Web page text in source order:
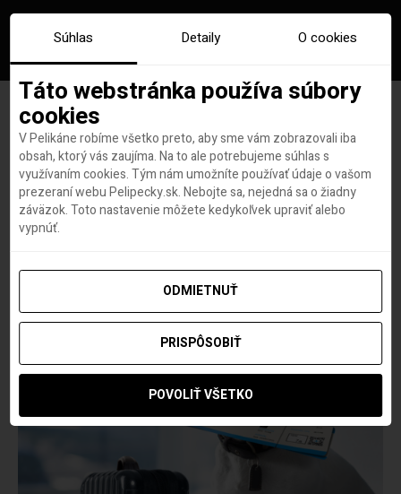
Značka:cestovanie so
zvieratom
Súhlas Detaily O cookies
Táto webstránka používa súbory
cookies
V Pelikáne robíme všetko preto, aby sme vám zobrazovali iba
obsah, ktorý vás zaujíma. Na to ale potrebujeme súhlas s
využívaním cookies. Tým nám umožníte používať údaje o vašom
prezeraní webu Pelipecky.sk. Nebojte sa, nejedná sa o žiadny
záväzok. Toto nastavenie môžete kedykoľvek upraviť alebo
vypnúť.
ODMIETNUŤ
PRISPÔSOBIŤ
POVOLIŤ VŠETKO